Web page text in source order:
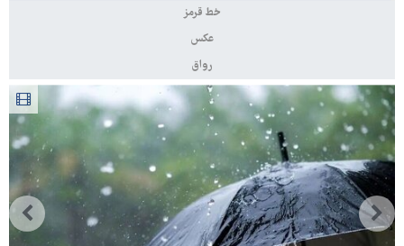
خط قرمز
عکس
رواق